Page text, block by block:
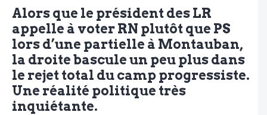
Alors que le président des LR
appelle à voter RN plutôt que PS
lors d’une partielle à Montauban,
la droite bascule un peu plus dans
le rejet total du camp progressiste.
Une réalité politique très
inquiétante.